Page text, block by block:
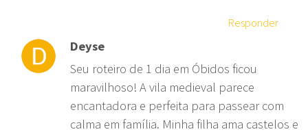
Responder
Deyse
Seu roteiro de 1 dia em Óbidos ficou
maravilhoso! A vila medieval parece
encantadora e perfeita para passear com
calma em família. Minha filha ama castelos e